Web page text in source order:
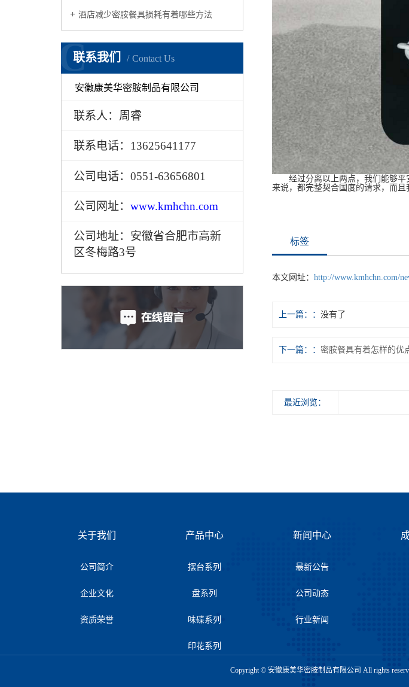
酒店减少密胺餐具损耗有着哪些方法
联系我们 Contact Us
C
安徽康美华密胺制品有限公司
联系人：周睿
联系电话：13625641177
公司电话：0551-63656801
公司网址： www.kmhchn.com
公司地址：安徽省合肥市高新
区冬梅路3号
经过分离以上两点，我们能够平
来说，都完整契合国度的请求，而且
标签
本文网址： http://www.kmhchn.com/
上一篇： 没有了
下一篇： 密胺餐具有着怎样的优
最近浏览：
关于我们
公司简介
企业文化
资质荣誉
产品中心
摆台系列
盘系列
味碟系列
印花系列
新闻中心
最新公告
公司动态
行业新闻
Copyright © 安徽康美华密胺制品有限公司 All rights